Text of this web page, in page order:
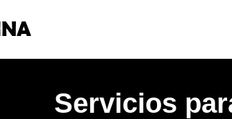
Servicios